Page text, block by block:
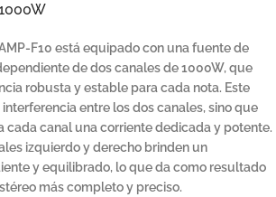
F10 está equipado con una fuente de
de dos canales de 1000W, que
robusta y estable para cada nota. Este
entre los dos canales, sino que
cada canal una corriente dedicada y potente.
izquierdo y derecho brinden un
y equilibrado, lo que da como resultado
más completo y preciso.